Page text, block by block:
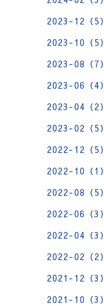
2023-12（5）
2023-10（5）
2023-08（7）
2023-06（4）
2023-04（2）
2023-02（5）
2022-12（5）
2022-10（1）
2022-08（5）
2022-06（3）
2022-04（3）
2022-02（2）
2021-12（3）
2021-10（3）